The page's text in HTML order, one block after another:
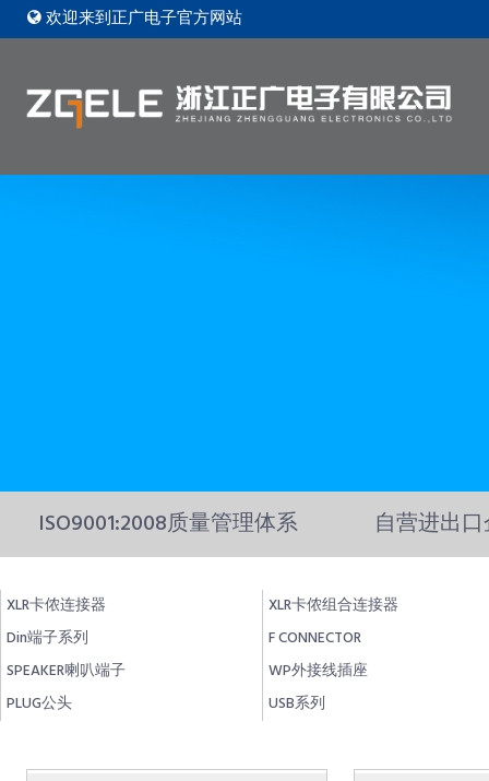
欢迎来到正广电子官方网站
ISO9001:2008质量管理体系 自营进出
XLR卡侬连接器
XLR卡侬组合连接器
Din端子系列
F CONNECTOR
SPEAKER喇叭端子
WP外接线插座
PLUG公头
USB系列